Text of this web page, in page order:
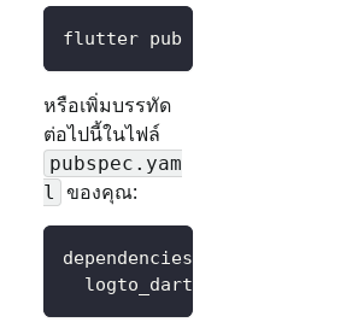
flutter pub
หรือเพิ่มบรรทัด
ต่อไปนี้ในไฟล์
pubspec.yam
l ของคุณ:
dependencies
logto_dart_sdk